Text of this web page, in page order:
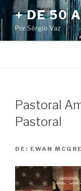
Pular
para
o
conteúdo
+ DE 50
Por Sérgio Vaz
Pastoral
Pastoral
DE: EWAN